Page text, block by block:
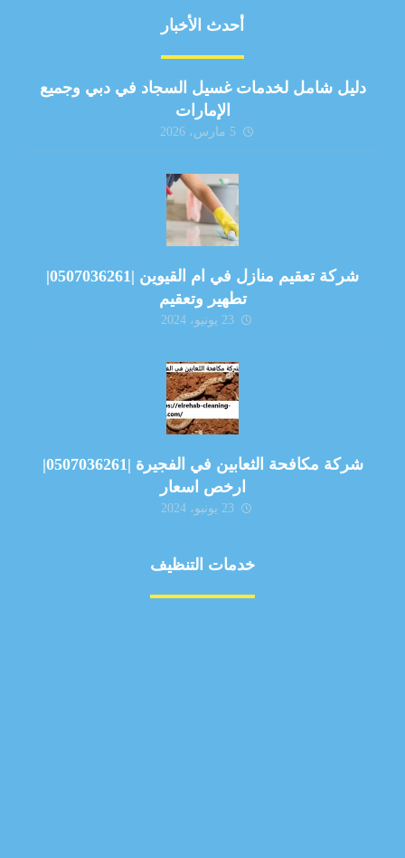
أحدث الأخبار
دليل شامل لخدمات غسيل السجاد في دبي وجميع
الإمارات
5 مارس، 2026
شركة تعقيم منازل في ام القيوين |0507036261|
تطهير وتعقيم
23 يونيو، 2024
شركة مكافحة الثعابين في الفجيرة |0507036261|
ارخص اسعار
23 يونيو، 2024
خدمات التنظيف